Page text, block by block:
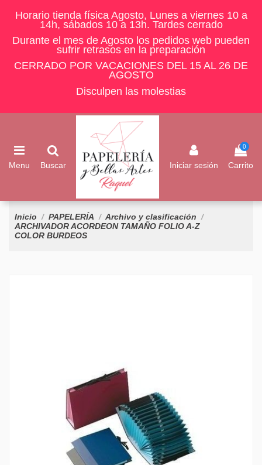
Horario tienda física Agosto, Lunes a viernes 10 a
14h, sábados 10 a 13h. Tardes cerrado
Durante el mes de Agosto los pedidos web pueden
sufrir retrasos en la preparación
CERRADO POR VACACIONES DEL 15 AL 26 DE
AGOSTO
Disculpen las molestias
Menu Buscar Iniciar sesión
0
Carrito
Inicio PAPELERÍA
Archivo y clasificación
ARCHIVADOR ACORDEON TAMAÑO FOLIO A-Z
COLOR BURDEOS